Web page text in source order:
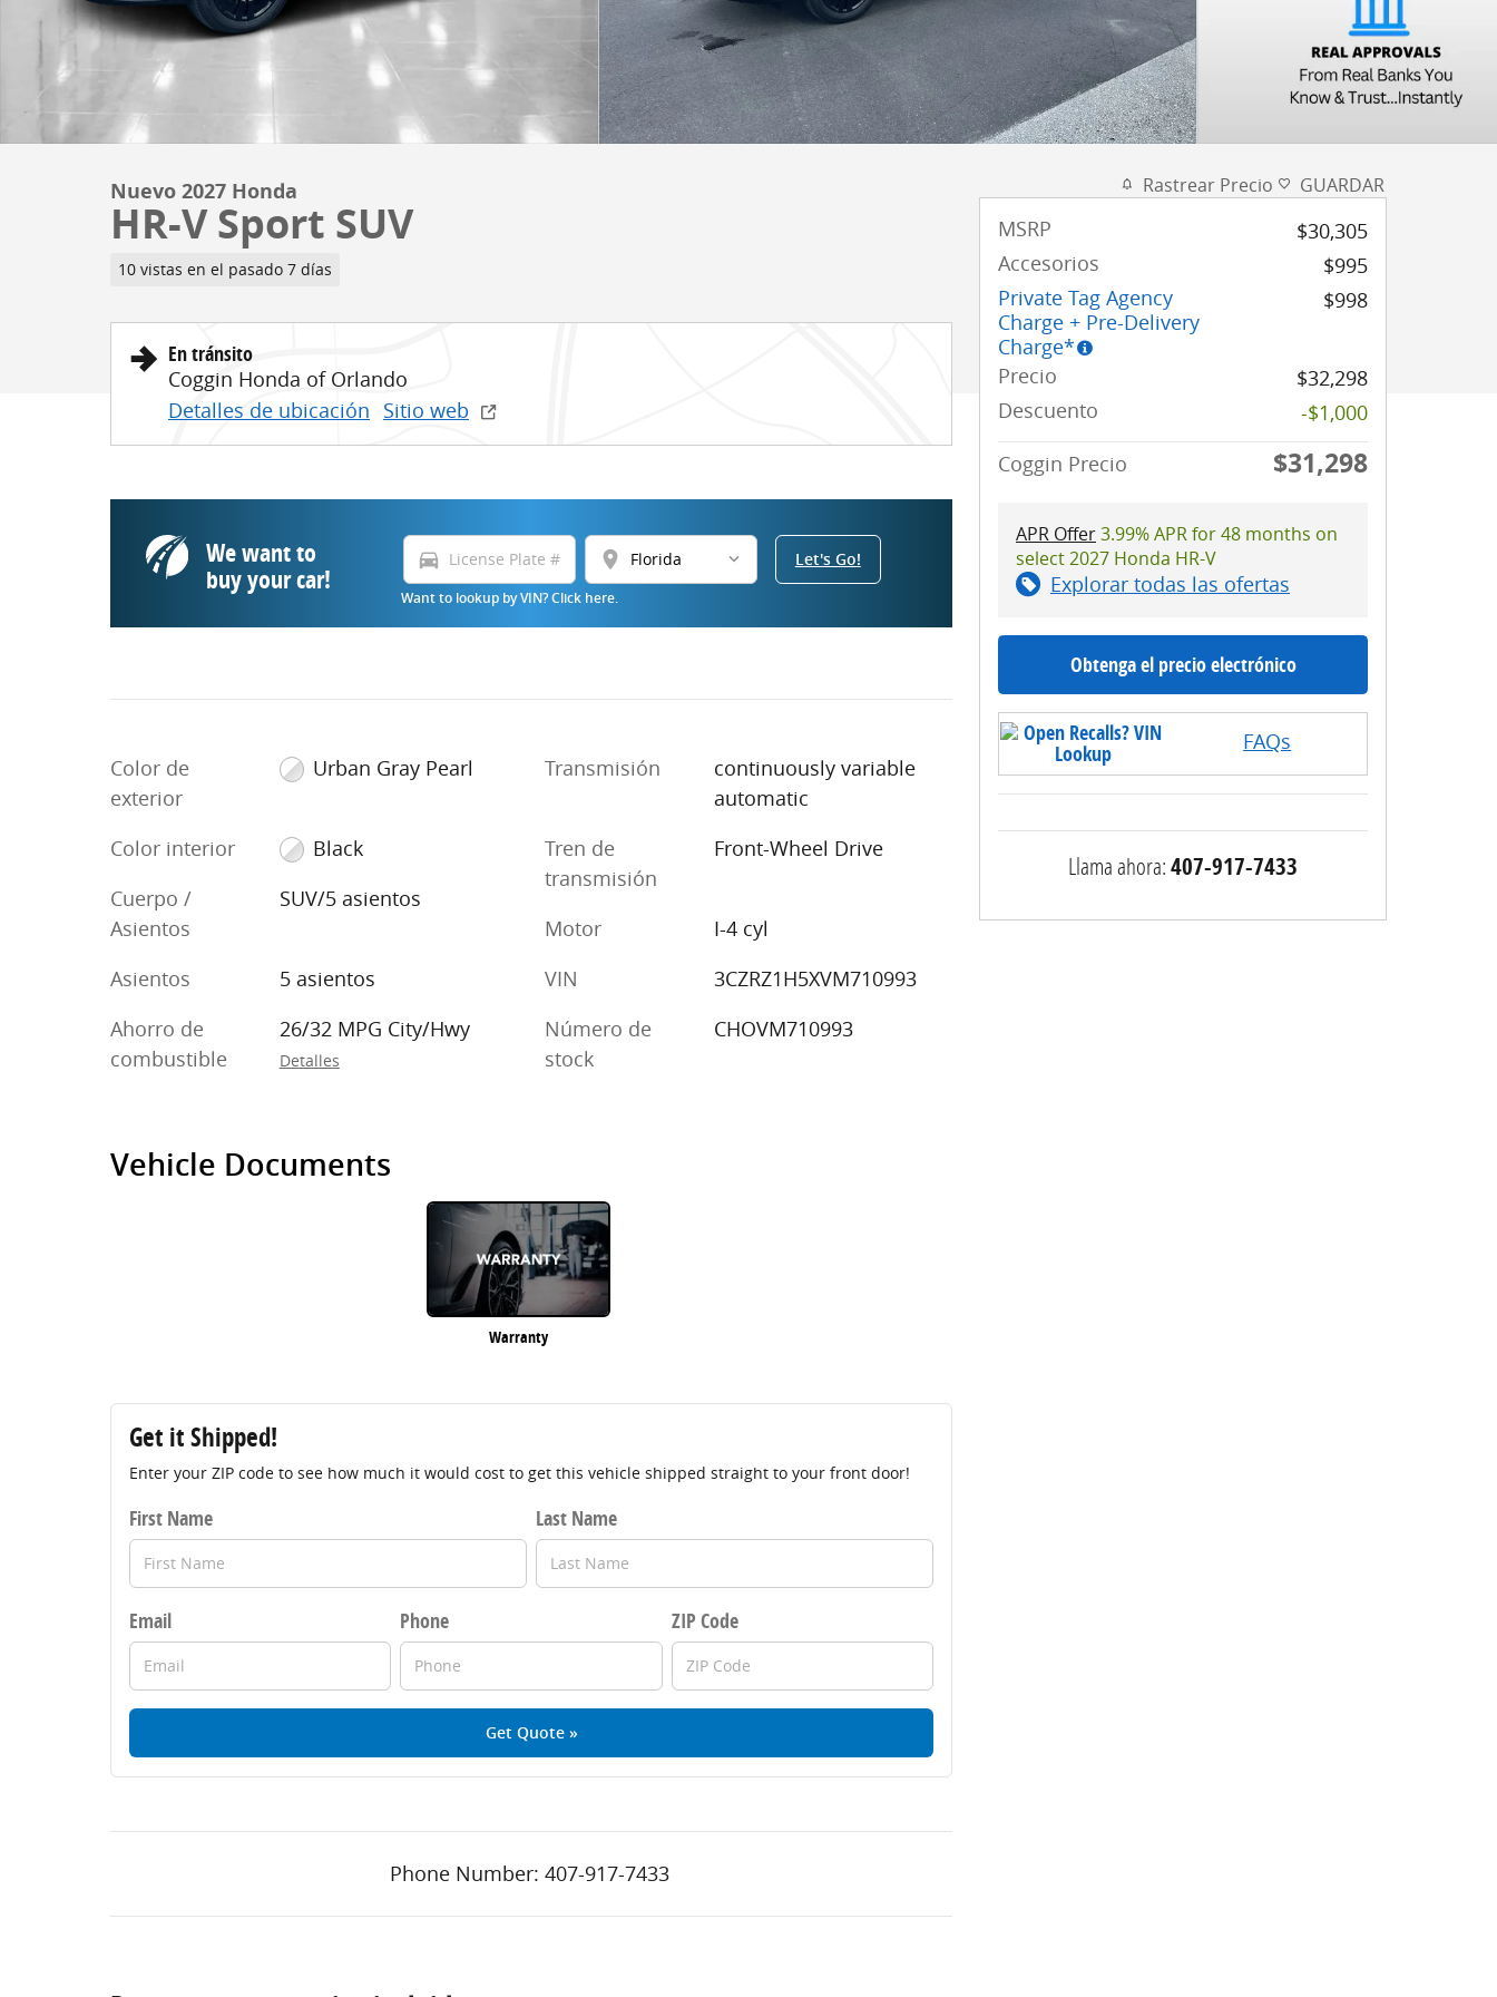
Nuevo 2027 Honda
HR-V Sport SUV
10 vistas en el pasado 7 días
En tránsito
Coggin Honda of Orlando
Detalles de ubicación Sitio web
We want to
buy your car!
directions_car location_on
Want to lookup by VIN? Click here.
Let's Go!
Color de
exterior
Urban Gray Pearl
Color interior
Black
Cuerpo /
Asientos
SUV/5 asientos
Asientos
5 asientos
Ahorro de
combustible
26/32 MPG City/Hwy
Detalles
Transmisión
continuously variable
automatic
Tren de
transmisión
Front-Wheel Drive
Motor
I-4 cyl
VIN
3CZRZ1H5XVM710993
Número de
stock
CHOVM710993
Vehicle Documents
Warranty
Get it Shipped!
Enter your ZIP code to see how much it would cost to get this vehicle shipped straight to your front door!
First Name Last Name
Email Phone ZIP Code
Get Quote »
Phone Number: 407-917-7433
Rastrear Precio GUARDAR
MSRP
$30,305
Accesorios
$995
Private Tag Agency
Charge + Pre-Delivery
Charge*
$998
Precio
$32,298
Descuento
-$1,000
Coggin Precio
$31,298
APR Offer3.99% APR for 48 months on
select 2027 Honda HR-V
Explorar todas las ofertas
Obtenga el precio electrónico
FAQs
Llama ahora:407-917-7433